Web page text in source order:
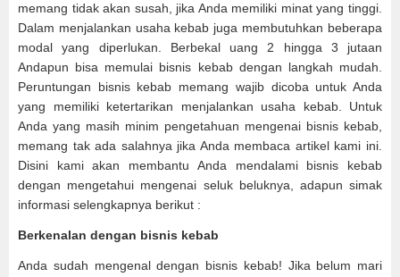
memang tidak akan susah, jika Anda memiliki minat yang tinggi.
Dalam menjalankan usaha kebab juga membutuhkan beberapa
modal yang diperlukan. Berbekal uang 2 hingga 3 jutaan
Andapun bisa memulai bisnis kebab dengan langkah mudah.
Peruntungan bisnis kebab memang wajib dicoba untuk Anda
yang memiliki ketertarikan menjalankan usaha kebab. Untuk
Anda yang masih minim pengetahuan mengenai bisnis kebab,
memang tak ada salahnya jika Anda membaca artikel kami ini.
Disini kami akan membantu Anda mendalami bisnis kebab
dengan mengetahui mengenai seluk beluknya, adapun simak
informasi selengkapnya berikut :
Berkenalan dengan bisnis kebab
Anda sudah mengenal dengan bisnis kebab! Jika belum mari